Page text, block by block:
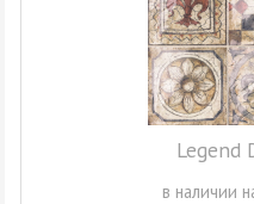
Legend
в наличии